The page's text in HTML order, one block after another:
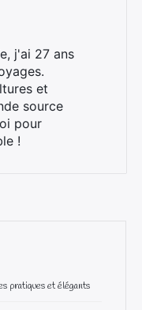
j'ai 27 ans
et
source
pour
!
pratiques et élégants